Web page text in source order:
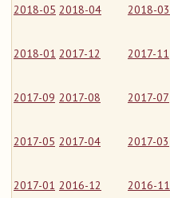
2018-05 2018-04 2018-03
2018-01 2017-12 2017-11
2017-09 2017-08 2017-07
2017-05 2017-04 2017-03
2017-01 2016-12 2016-11